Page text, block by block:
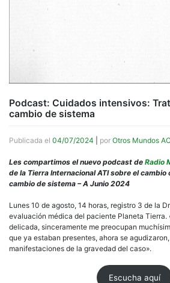
Podcast: Cuidados intensivos:
cambio de sistema
Publicada el 04/07/2024 por Otros Mundos AC
Les compartimos el nuevo podcast de Radio
de la Tierra Internacional ATI sobre el
cambio de sistema – A Junio 2024
Lunes 10 de agosto, 14 horas, registro 3 de la
evaluación médica del paciente Planeta Tierra.
delicada, sinceramente me preocupan
que ya estaban presentes, ahora se
manifestaciones de la gravedad del caso».
Escucha aquí